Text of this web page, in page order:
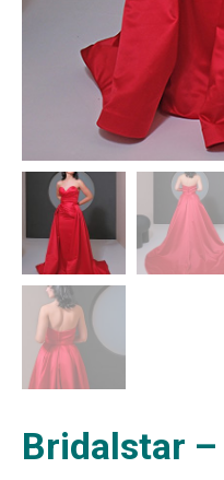
Bridalstar